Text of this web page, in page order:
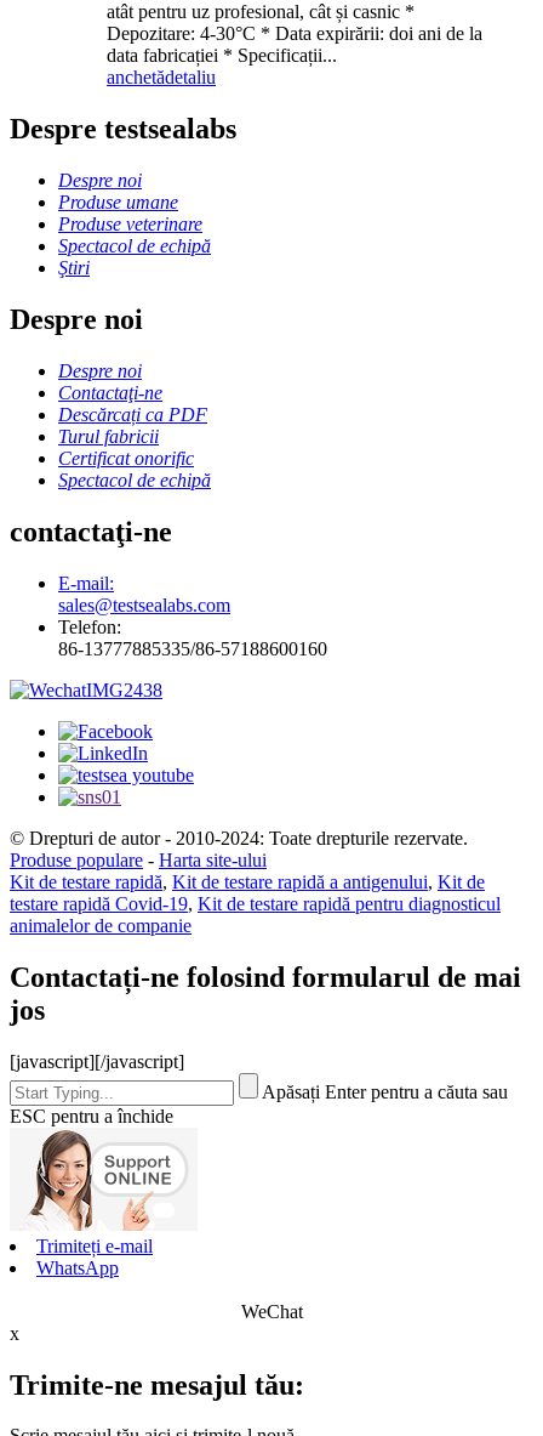
atât pentru uz profesional, cât și casnic *
Depozitare: 4-30°C * Data expirării: doi ani de la
data fabricației * Specificații...
anchetădetaliu
Despre testsealabs
Despre noi
Produse umane
Produse veterinare
Spectacol de echipă
Ştiri
Despre noi
Despre noi
Contactaţi-ne
Descărcați ca PDF
Turul fabricii
Certificat onorific
Spectacol de echipă
contactaţi-ne
E-mail:
sales@testsealabs.com
Telefon:
86-13777885335/86-57188600160
© Drepturi de autor - 2010-2024: Toate drepturile rezervate.
Produse populare - Harta site-ului
Kit de testare rapidă, Kit de testare rapidă a antigenului, Kit de
testare rapidă Covid-19, Kit de testare rapidă pentru diagnosticul
animalelor de companie
Contactați-ne folosind formularul de mai
jos
[javascript][/javascript]
Apăsați Enter pentru a căuta sau
ESC pentru a închide
Trimiteți e-mail
WhatsApp
WeChat
x
Trimite-ne mesajul tău: